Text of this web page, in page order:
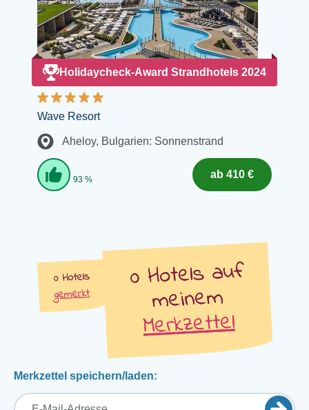
Holidaycheck-Award Strandhotels 2024
Wave Resort
Aheloy, Bulgarien: Sonnenstrand
93 % ab 410 €
Hotels
gemerkt
Hotels auf
meinem
Merkzettel
Merkzettel speichern/laden: